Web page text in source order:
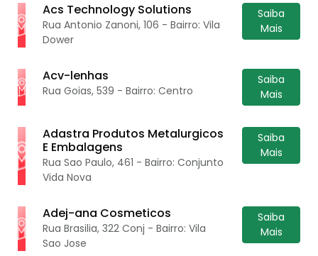
Acs Technology Solutions
Rua Antonio Zanoni, 106 - Bairro: Vila
Dower
Saiba
Mais
Acv-lenhas
Rua Goias, 539 - Bairro: Centro
Saiba
Mais
Adastra Produtos Metalurgicos
E Embalagens
Rua Sao Paulo, 461 - Bairro: Conjunto
Vida Nova
Saiba
Mais
Adej-ana Cosmeticos
Rua Brasilia, 322 Conj - Bairro: Vila
Sao Jose
Saiba
Mais